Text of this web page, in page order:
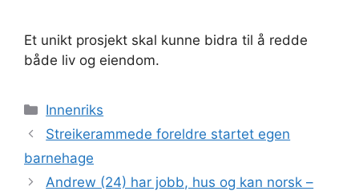
Et unikt prosjekt skal kunne bidra til å redde
både liv og eiendom.
Kategorier
Innenriks
Streikerammede foreldre startet egen
barnehage
Andrew (24) har jobb, hus og kan norsk –